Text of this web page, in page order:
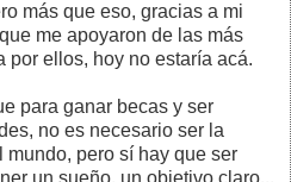
más que eso, gracias a mi
me apoyaron de las más
por ellos, hoy no estaría acá.
para ganar becas y ser
no es necesario ser la
pero sí hay que ser
un sueño, un objetivo claro...